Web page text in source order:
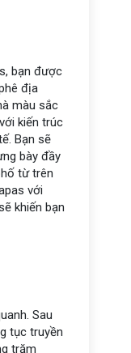
bạn được
địa
màu sắc
kiến trúc
Bạn sẽ
bày đầy
từ trên
với
khiến bạn
Sau
tục truyền
trăm